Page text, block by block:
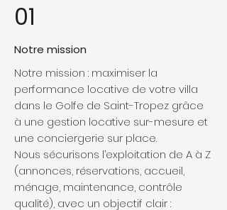
01
Notre mission
Notre mission : maximiser la
performance locative de votre villa
dans le Golfe de Saint-Tropez grâce
à une gestion locative sur-mesure et
une conciergerie sur place.
Nous sécurisons l’exploitation de A à Z
(annonces, réservations, accueil,
ménage, maintenance, contrôle
qualité), avec un objectif clair :